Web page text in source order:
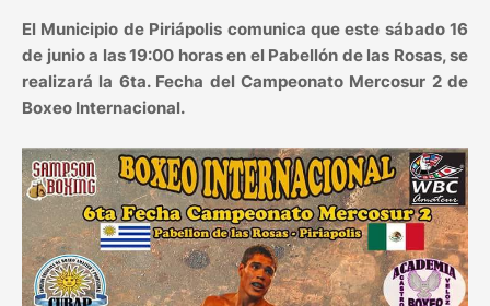
El Municipio de Piriápolis comunica que este sábado 16
de junio a las 19:00 horas en el Pabellón de las Rosas, se
realizará la 6ta. Fecha del Campeonato Mercosur 2 de
Boxeo Internacional.